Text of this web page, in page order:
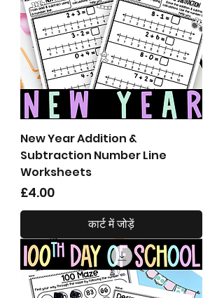
New Year Addition &
Subtraction Number Line
Worksheets
मूल्य
£4.00
कार्ट में जोड़ें